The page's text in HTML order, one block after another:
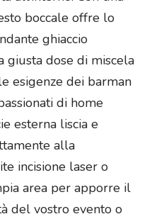
boccale offre lo
ghiaccio
giusta dose di miscela
esigenze dei barman
di home
esterna liscia e
alla
incisione laser o
area per apporre il
del vostro evento o